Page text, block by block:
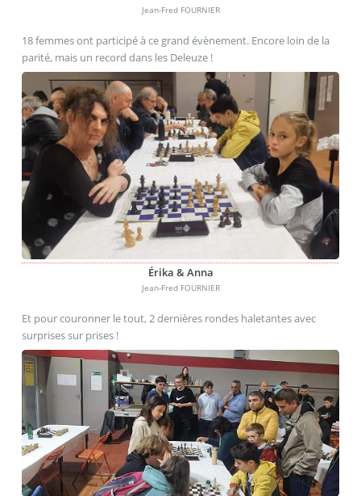
Jean-Fred FOURNIER
18 femmes ont participé à ce grand évènement. Encore loin de la
parité, mais un record dans les Deleuze !
Érika & Anna
Jean-Fred FOURNIER
Et pour couronner le tout, 2 dernières rondes haletantes avec
surprises sur prises !